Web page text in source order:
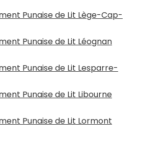
Punaise de Lit Lège-Cap-
Punaise de Lit Léognan
Punaise de Lit Lesparre-
Punaise de Lit Libourne
Punaise de Lit Lormont